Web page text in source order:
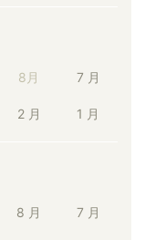
8月 7 月
2 月 1 月
8 月 7 月